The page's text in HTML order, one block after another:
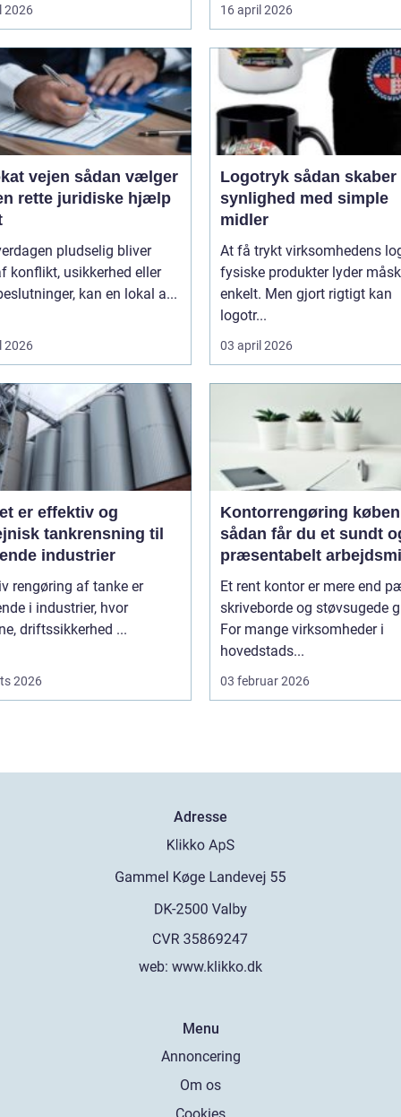
2026 16 april 2026
sådan vælger
rette juridiske hjælp
pludselig bliver
konflikt, usikkerhed eller
kan en lokal a...
2026
Logotryk sådan skaber du
synlighed med simple
midler
At få trykt virksomhedens
fysiske produkter lyder
enkelt. Men gjort rigtigt kan
logotr...
03 april 2026
er effektiv og
tankrensning til
industrier
rengøring af tanke er
i industrier, hvor
driftssikkerhed ...
2026
Kontorrengøring
sådan får du et sundt
præsentabelt
Et rent kontor er mere end
skriveborde og støvsugede
For mange virksomheder i
hovedstads...
03 februar 2026
Adresse
web: www.klikko.dk
Menu
Annoncering
Om os